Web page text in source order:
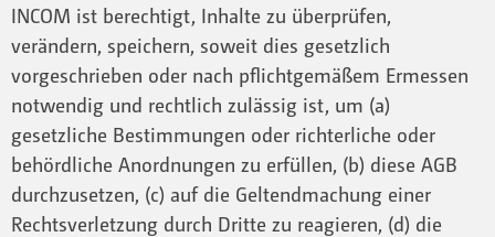
INCOM ist berechtigt, Inhalte zu überprüfen,
verändern, speichern, soweit dies gesetzlich
vorgeschrieben oder nach pflichtgemäßem Ermessen
notwendig und rechtlich zulässig ist, um (a)
gesetzliche Bestimmungen oder richterliche oder
behördliche Anordnungen zu erfüllen, (b) diese AGB
durchzusetzen, (c) auf die Geltendmachung einer
Rechtsverletzung durch Dritte zu reagieren, (d) die